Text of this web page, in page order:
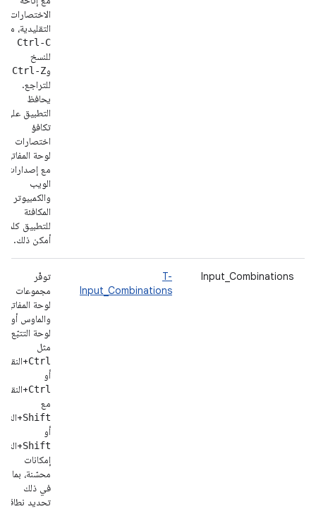
الاختصارات
التقليدية، مثل
Ctrl-C
للنسخ
وCtrl-Z
للتراجع.
يحافظ
التطبيق على
تكافؤ
اختصارات
لوحة المفاتيح
مع إصدارات
الويب
والكمبيوتر
المكافئة
للتطبيق كلما
أمكن ذلك.
Input_Combinations
T-
Input_Combinations
توفّر
مجموعات
لوحة المفاتيح
والماوس أو
لوحة التتبّع،
مثل
Ctrl+النقر
أو
Ctrl+النقر
مع
Shift+النقر
أو
Shift+النقر،
إمكانات
محسّنة، بما
في ذلك
تحديد نطاقات